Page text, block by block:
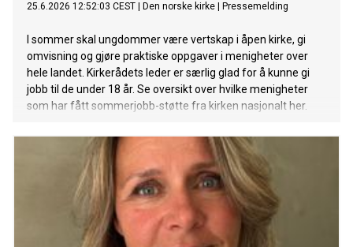
25.6.2026 12:52:03 CEST Den norske kirke Pressemelding
I sommer skal ungdommer være vertskap i åpen kirke, gi
omvisning og gjøre praktiske oppgaver i menigheter over
hele landet. Kirkerådets leder er særlig glad for å kunne gi
jobb til de under 18 år. Se oversikt over hvilke menigheter
som har fått sommerjobb-støtte fra kirken nasjonalt her.